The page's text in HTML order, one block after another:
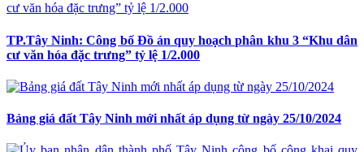
TP.Tây Ninh: Công bố Đồ án quy hoạch phân khu 3 “Khu dân
cư văn hóa đặc trưng” tỷ lệ 1/2.000
Bảng giá đất Tây Ninh mới nhất áp dụng từ ngày 25/10/2024